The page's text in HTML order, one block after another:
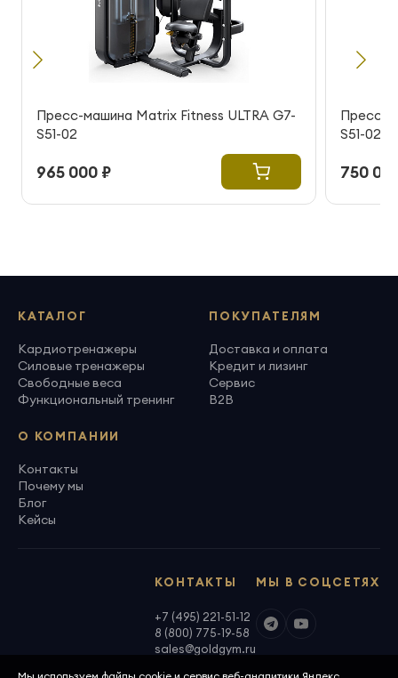
Пресс-машина Matrix Fitness ULTRA G7-
S51-02
965 000 ₽
Пресс-
S51-02
750
КАТАЛОГ
Кардиотренажеры
Силовые тренажеры
Свободные веса
Функциональный тренинг
ПОКУПАТЕЛЯМ
Доставка и оплата
Кредит и лизинг
Сервис
B2B
О КОМПАНИИ
Контакты
Почему мы
Блог
Кейсы
МЫ В СОЦСЕТЯХ
КОНТАКТЫ
+7 (495) 221-51-12
8 (800) 775-19-58
sales@goldgym.ru